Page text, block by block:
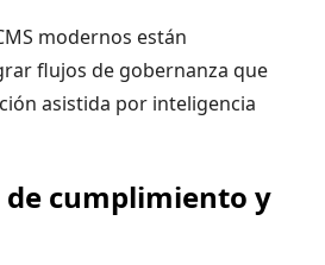
modernos están
flujos de gobernanza que
asistida por inteligencia
de cumplimiento y